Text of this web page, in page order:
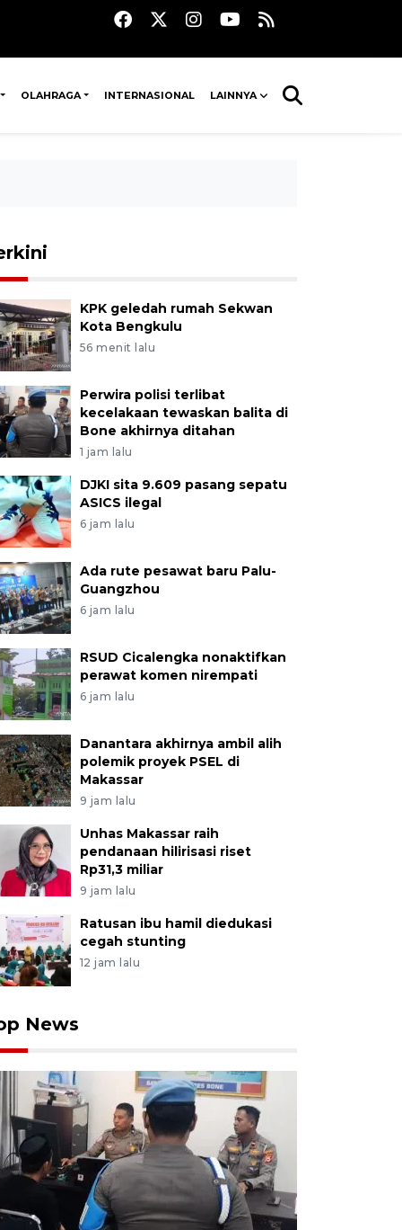
OLAHRAGA INTERNASIONAL LAINNYA
KPK geledah rumah Sekwan
Kota Bengkulu
56 menit lalu
Perwira polisi terlibat
kecelakaan tewaskan balita di
Bone akhirnya ditahan
1 jam lalu
DJKI sita 9.609 pasang sepatu
ASICS ilegal
6 jam lalu
Ada rute pesawat baru Palu-
Guangzhou
6 jam lalu
RSUD Cicalengka nonaktifkan
perawat komen nirempati
6 jam lalu
Danantara akhirnya ambil alih
polemik proyek PSEL di
Makassar
9 jam lalu
Unhas Makassar raih
pendanaan hilirisasi riset
Rp31,3 miliar
9 jam lalu
Ratusan ibu hamil diedukasi
cegah stunting
12 jam lalu
News